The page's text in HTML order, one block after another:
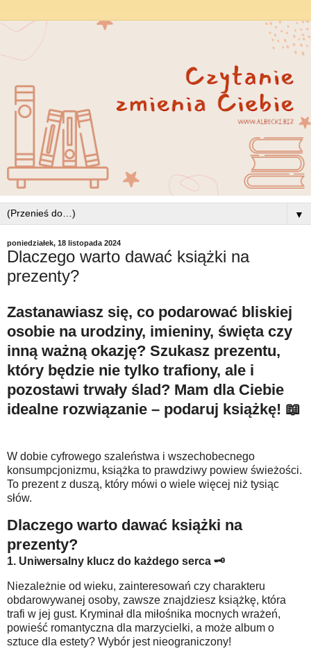
▼
poniedziałek, 18 listopada 2024
Dlaczego warto dawać książki na
prezenty?
Zastanawiasz się, co podarować bliskiej
osobie na urodziny, imieniny, święta czy
inną ważną okazję? Szukasz prezentu,
który będzie nie tylko trafiony, ale i
pozostawi trwały ślad? Mam dla Ciebie
idealne rozwiązanie – podaruj książkę! 📖
W dobie cyfrowego szaleństwa i wszechobecnego
konsumpcjonizmu, książka to prawdziwy powiew świeżości.
To prezent z duszą, który mówi o wiele więcej niż tysiąc
słów.
Dlaczego warto dawać książki na
prezenty?
1. Uniwersalny klucz do każdego serca 🗝️
Niezależnie od wieku, zainteresowań czy charakteru
obdarowywanej osoby, zawsze znajdziesz książkę, która
trafi w jej gust. Kryminał dla miłośnika mocnych wrażeń,
powieść romantyczna dla marzycielki, a może album o
sztuce dla estety? Wybór jest nieograniczony!